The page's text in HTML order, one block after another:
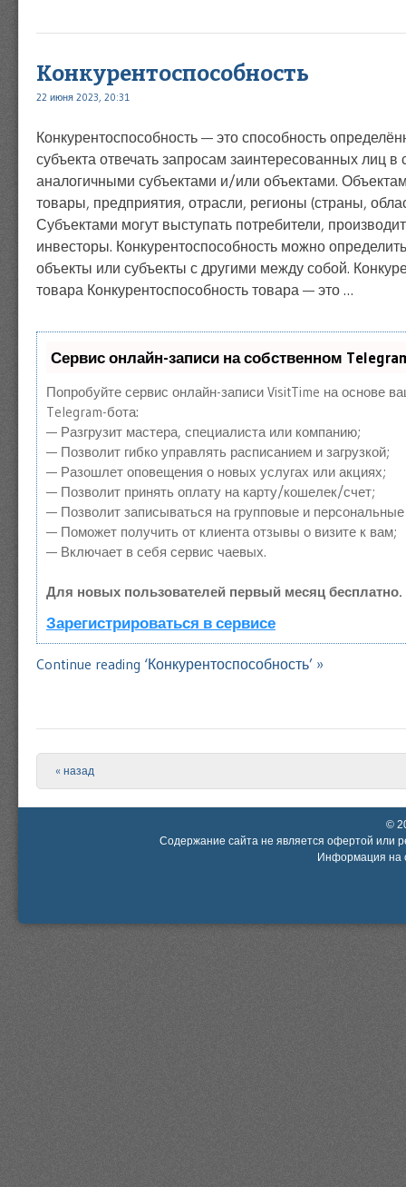
Конкурентоспособность
22 июня 2023, 20:31
Конкурентоспособность — это способность
субъекта отвечать запросам заинтересованных лиц в
аналогичными субъектами и/или объектами.
товары, предприятия, отрасли, регионы (страны,
Субъектами могут выступать потребители,
инвесторы. Конкурентоспособность можно
объекты или субъекты с другими между собой.
товара Конкурентоспособность товара — это …
Сервис онлайн-записи на собственном
Попробуйте сервис онлайн-записи VisitTime на основе
Telegram-бота:
— Разгрузит мастера, специалиста или компанию;
— Позволит гибко управлять расписанием и загрузкой;
— Разошлет оповещения о новых услугах или акциях;
— Позволит принять оплату на карту/кошелек/счет;
— Позволит записываться на групповые и
— Поможет получить от клиента отзывы о визите к вам;
— Включает в себя сервис чаевых.
Для новых пользователей первый месяц бесплатно.
Зарегистрироваться в сервисе
Continue reading ‘Конкурентоспособность’ »
Post navigation
« назад
©
Содержание сайта не является офертой или
Информация на